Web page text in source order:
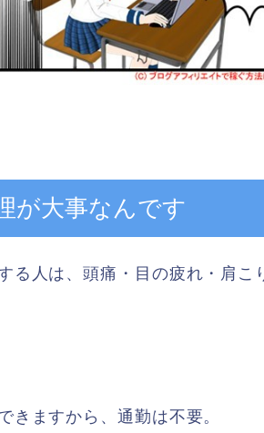
が大事なんです
る人は、頭痛・目の疲れ・肩こ
きますから、通勤は不要。